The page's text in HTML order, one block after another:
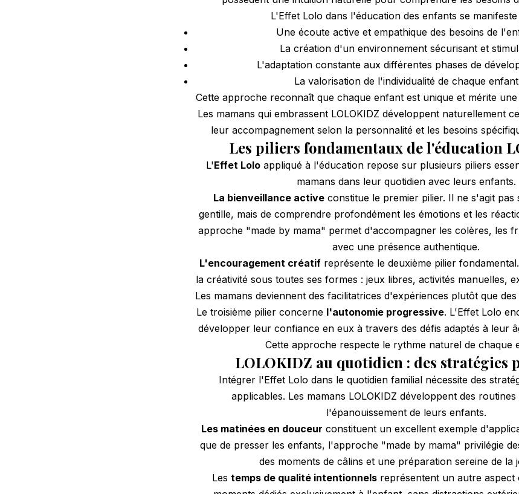
L'Effet Lolo dans l'éducation des enfants se
Une écoute active et empathique des besoins de
La création d'un environnement sécurisant et
L'adaptation constante aux différentes phases de
La valorisation de l'individualité de chaque enfant
Cette approche reconnaît que chaque enfant est unique et mérite
Les mamans qui embrassent LOLOKIDZ développent naturellement
leur accompagnement selon la personnalité et les besoins
Les piliers fondamentaux de l'éducation
L'Effet Loloappliqué à l'éducation repose sur plusieurs piliers
mamans dans leur quotidien avec leurs enfants.
La bienveillance active constitue le premier pilier. Il ne s'agit pas
gentille, mais de comprendre profondément les émotions et les
approche "made by mama" permet d'accompagner les colères, les
avec une présence authentique.
L'encouragement créatifreprésente le deuxième pilier
la créativité sous toutes ses formes : jeux libres, activités manuelles,
Les mamans deviennent des facilitatrices d'expériences plutôt que
Le troisième pilier concerne l'autonomie progressive. L'Effet Lolo
développer leur confiance en eux à travers des défis adaptés à leur
Cette approche respecte le rythme naturel de chaque
LOLOKIDZ au quotidien : des stratégies
Intégrer l'Effet Lolo dans le quotidien familial nécessite des
applicables. Les mamans LOLOKIDZ développent des
l'épanouissement de leurs enfants.
Les matinées en douceur constituent un excellent exemple
que de presser les enfants, l'approche "made by mama" privilégie
des moments de câlins et une préparation sereine de la
Les temps de qualité intentionnels représentent un autre aspect